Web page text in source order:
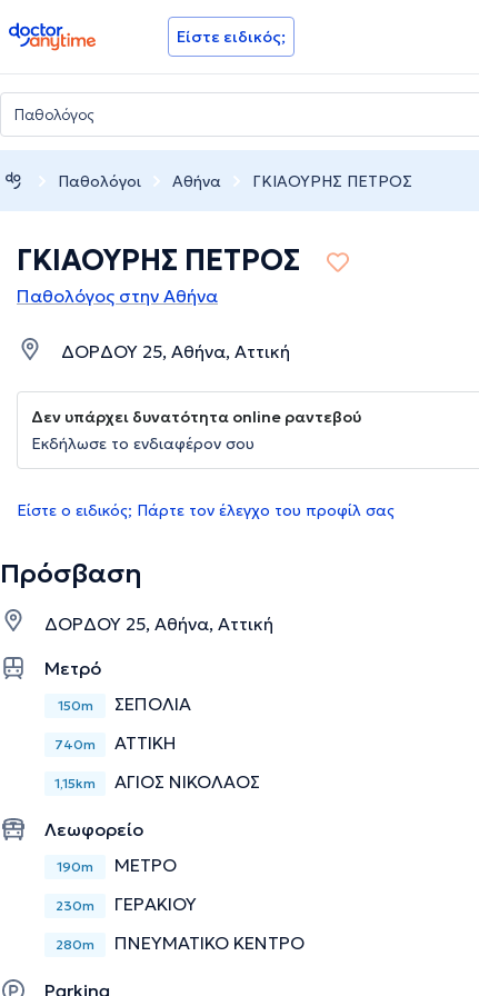
doctoranytime Είστε ειδικός;
Παθολόγοι Αθήνα ΓΚΙΑΟΥΡΗΣ ΠΕΤΡΟΣ
ΓΚΙΑΟΥΡΗΣ ΠΕΤΡΟΣ
Παθολόγος στην Αθήνα
ΔΟΡΔΟΥ 25, Αθήνα, Αττική
Δεν υπάρχει δυνατότητα online ραντεβού
Εκδήλωσε το ενδιαφέρον σου
Είστε ο ειδικός; Πάρτε τον έλεγχο του προφίλ σας
Πρόσβαση
ΔΟΡΔΟΥ 25, Αθήνα, Αττική
Μετρό
150m ΣΕΠΟΛΙΑ
740m ΑΤΤΙΚΗ
1,15km ΑΓΙΟΣ ΝΙΚΟΛΑΟΣ
Λεωφορείο
190m ΜΕΤΡΟ
230m ΓΕΡΑΚΙΟΥ
280m ΠΝΕΥΜΑΤΙΚΟ ΚΕΝΤΡΟ
Parking